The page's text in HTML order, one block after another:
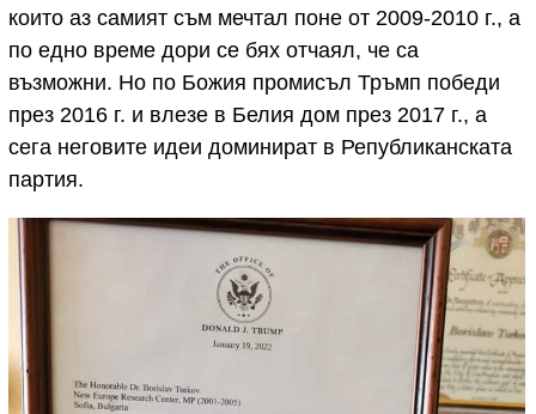
които аз самият съм мечтал поне от 2009-2010 г., а
по едно време дори се бях отчаял, че са
възможни. Но по Божия промисъл Тръмп победи
през 2016 г. и влезе в Белия дом през 2017 г., а
сега неговите идеи доминират в Републиканската
партия.